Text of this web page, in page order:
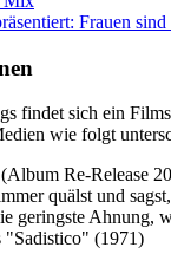
Frauen sind
findet sich ein
wie folgt
Re-Release
quälst und
geringste Ahnung,
"Sadistico" (1971)